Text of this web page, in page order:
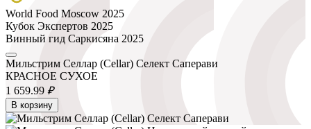
World Food Moscow 2025
Кубок Экспертов 2025
Винный гид Саркисяна 2025
Мильстрим Селлар (Cellar) Селект Саперави
КРАСНОЕ СУХОЕ
1 659.99 ₽
В корзину